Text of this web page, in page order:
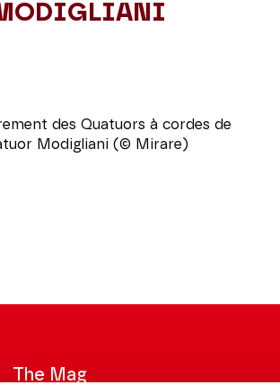
des Quatuors à cordes de
Modigliani (© Mirare)
The Mag